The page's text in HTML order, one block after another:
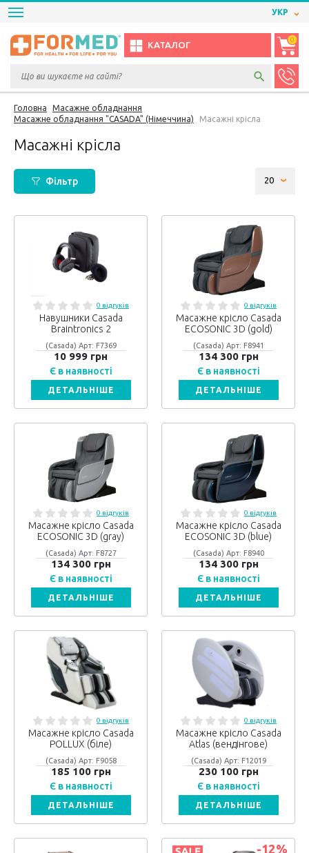
УКР
КАТАЛОГ
0
Головна
Масажне обладнання
Масажне обладнання "CASADA" (Німеччина)
Масажні крісла
Масажні крісла
Фільтр
0 відгуків
Навушники Casada
Braintronics 2
(Casada) Арт: F7369
10 999 грн
Є в наявності
ДЕТАЛЬНІШЕ
0 відгуків
Масажне крісло Casada
ECOSONIC 3D (gold)
(Casada) Арт: F8941
134 300 грн
Є в наявності
ДЕТАЛЬНІШЕ
0 відгуків
Масажне крісло Casada
ECOSONIC 3D (gray)
(Casada) Арт: F8727
134 300 грн
Є в наявності
ДЕТАЛЬНІШЕ
0 відгуків
Масажне крісло Casada
ECOSONIC 3D (blue)
(Casada) Арт: F8940
134 300 грн
Є в наявності
ДЕТАЛЬНІШЕ
0 відгуків
Масажне крісло Casada
POLLUX (біле)
(Casada) Арт: F9058
185 100 грн
Є в наявності
ДЕТАЛЬНІШЕ
0 відгуків
Масажне крісло Casada
Atlas (вендінгове)
(Casada) Арт: F12019
230 100 грн
Є в наявності
ДЕТАЛЬНІШЕ
-12%